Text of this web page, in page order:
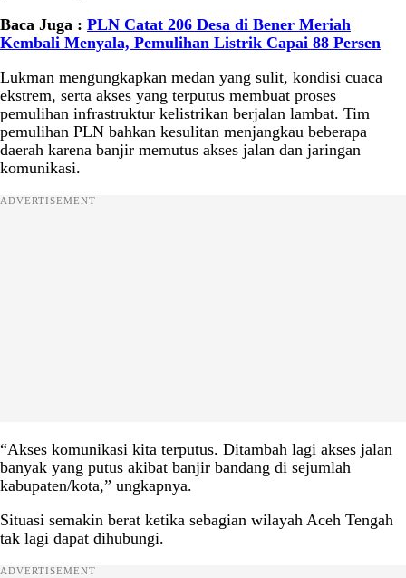
Baca Juga : PLN Catat 206 Desa di Bener Meriah
Kembali Menyala, Pemulihan Listrik Capai 88 Persen
Lukman mengungkapkan medan yang sulit, kondisi cuaca
ekstrem, serta akses yang terputus membuat proses
pemulihan infrastruktur kelistrikan berjalan lambat. Tim
pemulihan PLN bahkan kesulitan menjangkau beberapa
daerah karena banjir memutus akses jalan dan jaringan
komunikasi.
ADVERTISEMENT
“Akses komunikasi kita terputus. Ditambah lagi akses jalan
banyak yang putus akibat banjir bandang di sejumlah
kabupaten/kota,” ungkapnya.
Situasi semakin berat ketika sebagian wilayah Aceh Tengah
tak lagi dapat dihubungi.
ADVERTISEMENT